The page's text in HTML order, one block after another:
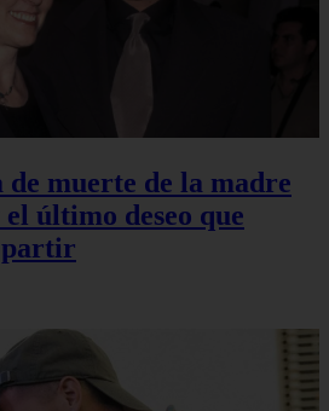
de muerte de la madre
último deseo que
partir